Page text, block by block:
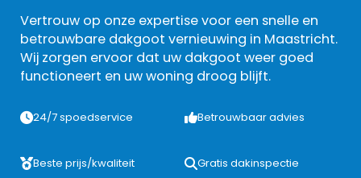
Vertrouw op onze expertise voor een snelle en
betrouwbare dakgoot vernieuwing in Maastricht.
Wij zorgen ervoor dat uw dakgoot weer goed
functioneert en uw woning droog blijft.
24/7 spoedservice Betrouwbaar advies
Beste prijs/kwaliteit Gratis dakinspectie